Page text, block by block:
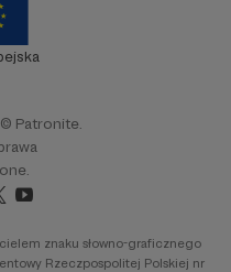
Patronite.
znaku słowno-graficznego
Rzeczpospolitej Polskiej nr